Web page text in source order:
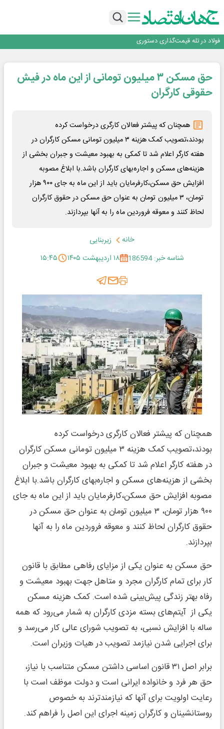
تجدیدپذیر با حضور استاندار اصفهان
گفتگو با کاوه معلمی، مدیر حسابداری مدیریت فولادسنگان
فولاد در تله قیمت‌گذاری دستوری
افتتاح بزرگ‌ترین و مجهزترین آموزشگاه فنی وحرفه ای آزاد تخصصی انرژی‌های نو و
تجدیدپذیر با حضور استاندار اصفهان
گفتگو با کاوه معلمی، مدیر حسابداری مدیریت فولادسنگان
تداوم صعود مس در بازارهای جهانی؛ قیمت فلز سرخ از ۱۴هزار دلار در هر تن عبور کرد
فولاد در تله قیمت‌گذاری دستوری
حق مسکن ۳ میلیون تومانی از این ماه در فیش
حقوقی کارگران
همچنان که پیشتر فعالان کارگری درخواست کرده
بودند،تصویب کمک هزینه ۳ میلیون تومانی مسکن کارگران در
هفته کارگر اعلام شد تا کمکی به بهبود معیشت و جبران بخشی از
هزینه‌های مسکن و اجاره‌بهای کارگران باشد.با ابلاغ مصوبه
افزایش حق مسکن،کارفرمایان باید از این ماه به جای ۹۰۰ هزار
تومان، ۳ میلیون تومان به عنوان حق مسکن در حقوق کارگران
لحاظ کنند و معوقه فروردین ماه را به آنها بپردازند.
خانه
زیربنایی
شناسه خبر: 186594
۱۸ اردیبهشت ۱۴۰۵ ۱۵:۴۵
همچنان که پیشتر فعالان کارگری درخواست کرده
بودند،تصویب کمک هزینه ۳ میلیون تومانی مسکن کارگران
در هفته کارگر اعلام شد تا کمکی به بهبود معیشت و جبران
بخشی از هزینه‌های مسکن و اجاره‌بهای کارگران باشد.با ابلاغ
مصوبه افزایش حق مسکن،کارفرمایان باید از این ماه به جای
۹۰۰ هزار تومان، ۳ میلیون تومان به عنوان حق مسکن در
حقوق کارگران لحاظ کنند و معوقه فروردین ماه را به آنها
بپردازند.
حق مسکن به عنوان یکی از مزایای رفاهی مطابق با قانون
کار برای تمام کارگران مجرد و متاهل جهت بهبود معیشت و
رفاه بهتر زندگی پیش‌بینی شده است. کمک هزینه مسکن
یکی از آیتم‌های بسته مزدی کارگران به شمار می‌رود که همه
ساله با افزایش نسبی، به تصویب شورای عالی کار می‌رسد و
برای اجرایی شدن نیازمد تصویب در هیات وزیران است.
برابر اصل ۳۱ قانون اساسی داشتن مسکن متناسب با نیاز،
حق هر فرد و خانواده ایرانی است و دولت موظف است با
رعایت اولویت برای آنها که نیازمندترند به خصوص
روستانشینان و کارگران زمینه اجرای این اصل را فراهم کند.